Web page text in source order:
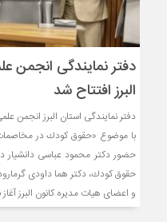
دفتر نمایندگى انجمن
البرز افتتاح شد
دفتر نمايندگى استان البرز
با موضوع «حقوق كودك در مخاصمات
حضور دكتر محمود عباسى
حقوق كودك، دكتر هما داودى
و اعضاى هيات مديره كانون البرز آغاز